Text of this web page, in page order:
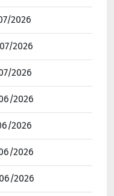
2026
2026
2026
2026
2026
2026
2026